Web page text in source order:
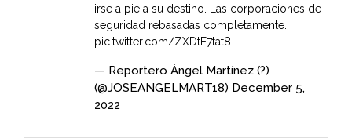
irse a pie a su destino. Las corporaciones de
seguridad rebasadas completamente.
pic.twitter.com/ZXDtE7tat8
— Reportero Ángel Martínez (?)
(@JOSEANGELMART18) December 5,
2022